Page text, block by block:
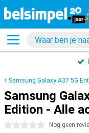
Samsung Galaxy A37 5G
Samsung
Edition - Alle
0 sterren Nog geen